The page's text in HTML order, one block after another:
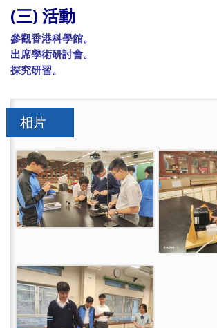
(三) 活動
參觀香港科學館。
出席學術研討會。
探究研習。
相片